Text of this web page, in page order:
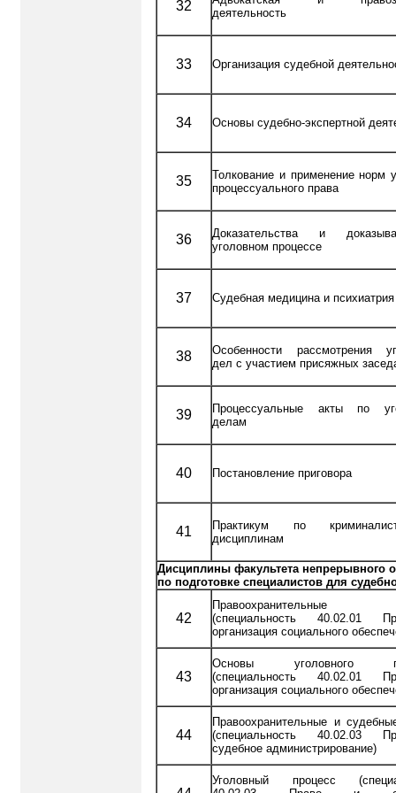
32
деятельность
33 Организация судебной
34 Основы судебно-экспертной
35
Толкование и применение норм
процессуального права
36
Доказательства и
уголовном процессе
37 Судебная медицина и психиатрия
38
Особенности рассмотрения
дел с участием присяжных
39
Процессуальные акты по
делам
40 Постановление приговора
41
Практикум по
дисциплинам
Дисциплины факультета непрерывного
по подготовке специалистов для
42
Правоохранительные
(специальность 40.02.01
организация социального
43
Основы уголовного
(специальность 40.02.01
организация социального
44
Правоохранительные и
(специальность 40.02.03
судебное администрирование)
Уголовный процесс